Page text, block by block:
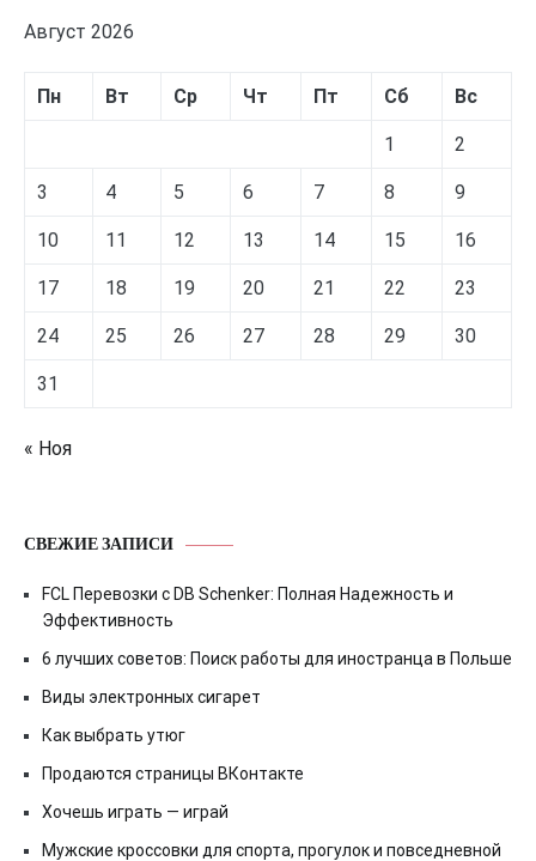
Август 2026
Пн Вт Ср Чт Пт Сб Вс
1 2
3 4 5 6 7 8 9
10 11 12 13 14 15 16
17 18 19 20 21 22 23
24 25 26 27 28 29 30
31
« Ноя
СВЕЖИЕ ЗАПИСИ
FCL Перевозки с DB Schenker: Полная Надежность и
Эффективность
6 лучших советов: Поиск работы для иностранца в Польше
Виды электронных сигарет
Как выбрать утюг
Продаются страницы ВКонтакте
Хочешь играть — играй
Мужские кроссовки для спорта, прогулок и повседневной